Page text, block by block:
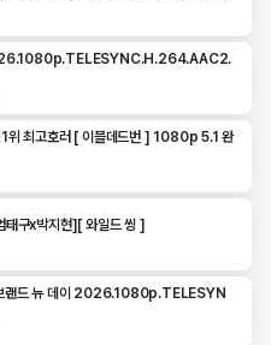
위 최고호러 [ 이블데드번 ] 1080p 5.1 완
태구x박지현][ 와일드 씽 ]
랜드 뉴 데이 2026.1080p.TELESYN